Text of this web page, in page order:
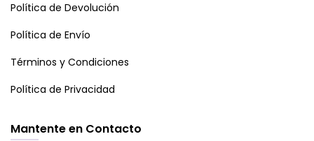
Política de Devolución
Política de Envío
Términos y Condiciones
Política de Privacidad
Mantente en Contacto